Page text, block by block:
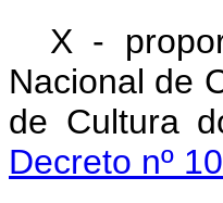
X -
Nacional de
de Cultura
Decreto nº